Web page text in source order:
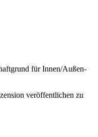
für Innen/Außen-
veröffentlichen zu